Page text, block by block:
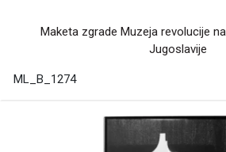
Maketa zgrade Muzeja revolucije
Jugoslavije
ML_B_1274